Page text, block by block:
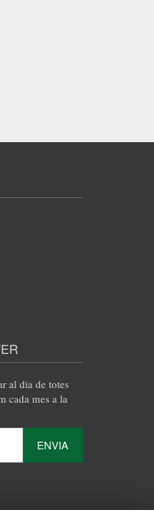
al dia de totes
cada mes a la
ENVIA